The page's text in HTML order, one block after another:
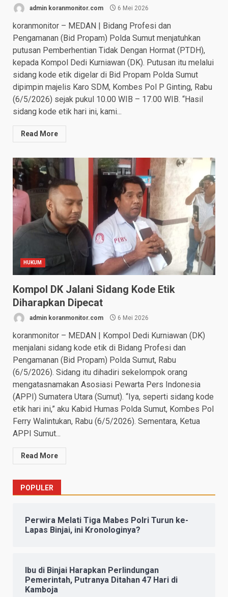
admin koranmonitor.com 6 Mei 2026
koranmonitor – MEDAN | Bidang Profesi dan
Pengamanan (Bid Propam) Polda Sumut menjatuhkan
putusan Pemberhentian Tidak Dengan Hormat (PTDH),
kepada Kompol Dedi Kurniawan (DK). Putusan itu melalui
sidang kode etik digelar di Bid Propam Polda Sumut
dipimpin majelis Karo SDM, Kombes Pol P Ginting, Rabu
(6/5/2026) sejak pukul 10.00 WIB – 17.00 WIB. “Hasil
sidang kode etik hari ini, kami...
Read More
HUKUM
Kompol DK Jalani Sidang Kode Etik
Diharapkan Dipecat
admin koranmonitor.com 6 Mei 2026
koranmonitor – MEDAN | Kompol Dedi Kurniawan (DK)
menjalani sidang kode etik di Bidang Profesi dan
Pengamanan (Bid Propam) Polda Sumut, Rabu
(6/5/2026). Sidang itu dihadiri sekelompok orang
mengatasnamakan Asosiasi Pewarta Pers Indonesia
(APPI) Sumatera Utara (Sumut). “Iya, seperti sidang kode
etik hari ini,” aku Kabid Humas Polda Sumut, Kombes Pol
Ferry Walintukan, Rabu (6/5/2026). Sementara, Ketua
APPI Sumut...
Read More
POPULER
Perwira Melati Tiga Mabes Polri Turun ke-
Lapas Binjai, ini Kronologinya?
Ibu di Binjai Harapkan Perlindungan
Pemerintah, Putranya Ditahan 47 Hari di
Kamboja